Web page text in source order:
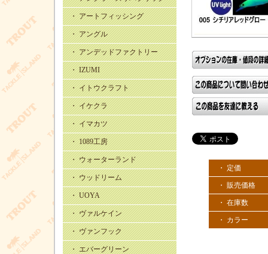
・ アートフィッシング
・ アングル
・ アンデッドファクトリー
・ IZUMI
・ イトウクラフト
・ イケクラ
・ イマカツ
・ 1089工房
・ ウォーターランド
・ ウッドリーム
・ UOYA
・ ヴァルケイン
・ ヴァンフック
・ エバーグリーン
・ 定価
・ 販売価格
・ 在庫数
・ カラー